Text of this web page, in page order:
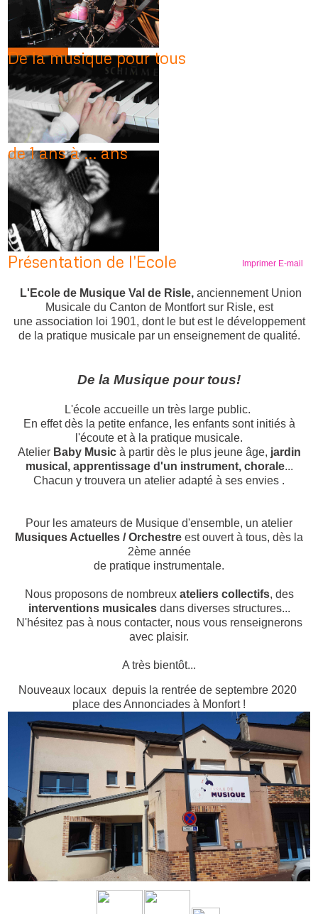
De la musique pour tous
de 1 ans à ... ans
Imprimer E-mail
Présentation de l'Ecole
L'Ecole de Musique Val de Risle,anciennement Union
Musicale du Canton de Montfort sur Risle, est
une association loi 1901, dont le but est le développement
de la pratique musicale par un enseignement de qualité.
De la Musique pour tous!
L'école accueille un très large public.
En effet dès la petite enfance, les enfants sont initiés à
l'écoute et à la pratique musicale.
Atelier Baby Musicà partir dès le plus jeune âge, jardin
musical, apprentissage d'un instrument, chorale...
Chacun y trouvera un atelier adapté à ses envies .
Pour les amateurs de Musique d'ensemble, un atelier
Musiques Actuelles / Orchestre est ouvert à tous, dès la
2ème année
de pratique instrumentale.
Nous proposons de nombreux ateliers collectifs, des
interventions musicales dans diverses structures...
N'hésitez pas à nous contacter, nous vous renseignerons
avec plaisir.
A très bientôt...
Nouveaux locaux depuis la rentrée de septembre 2020
place des Annonciades à Monfort !